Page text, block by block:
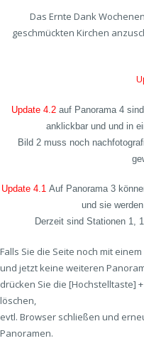
Das Ernte Dank
geschmückten Kirchen
Update 4.2 auf Panorama 4
anklickbar und und in
Bild 2 muss noch
Update 4.1Auf Panorama 3
und sie
Derzeit sind Stationen 1,
Falls Sie die Seite noch mit
und jetzt keine weiteren
drücken Sie die [Hochstelltaste] +
löschen,
evtl. Browser schließen und
Panoramen.